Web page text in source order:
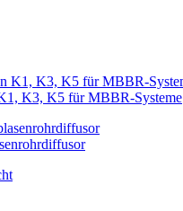
K3, K5 für MBBR-Systeme